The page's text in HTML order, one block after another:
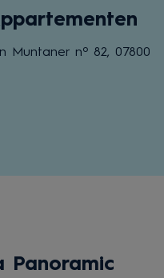
Muntaner nº 82, 07800
Panoramic